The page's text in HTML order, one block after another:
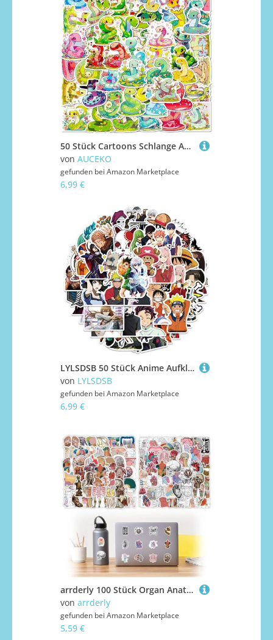
50 Stück Cartoons Schlange Aufkleber Pack Snake Sticker Set wasserdichte Vinyl Sticker für Laptop Kinder Autos Motorrad Fahrrad Skateboard Gepäck Koffer Computer Aufkleber Graffiti Decal
von AUCEKO
gefunden bei Amazon Marketplace
6,99 €
LYLSDSB 50 StüCk Anime Aufkleber Wasserdicht Vinyl Graffiti Stickers für Laptop Skateboard Auto Motorrad Gitarre Gepäck Wasserflasche Telefon, Cartoon Mix Anime Aufkleber für Teens Kinder Erwachsene
von LYLSDSB
gefunden bei Amazon Marketplace
6,99 €
arrderly 100 Stück Organ Anatomie Aufkleber, Computer-Notebook-Aufkleber, Organ-Aufkleber, für Fahrrad,Gepäck,Skateboard,Stoßstange,Motorrad,Kühlschrank, Laptop
von arrderly
gefunden bei Amazon Marketplace
5,59 €